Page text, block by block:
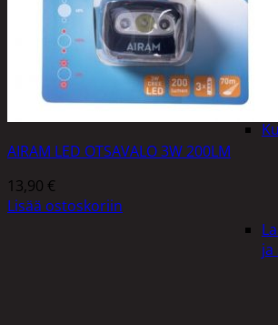
ja
AIRAM LED OTSAVALO 3W 200LM
13,90 €
Lisää ostoskoriin